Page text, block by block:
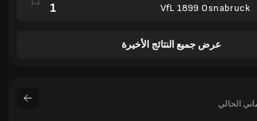
VfL 1899 Osnabruck
1
عرض جميع النتائج الأخيرة